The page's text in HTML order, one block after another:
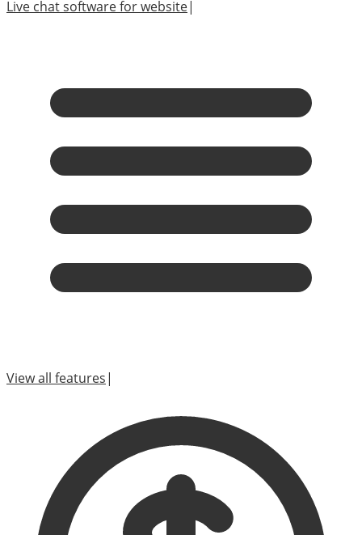
Live chat software for website|
View all features|